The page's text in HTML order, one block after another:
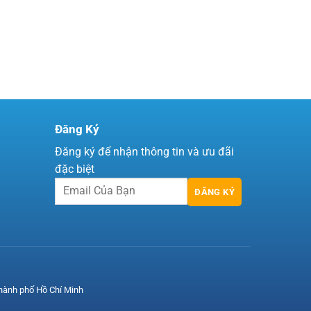
Đăng Ký
Đăng ký để nhận thông tin và ưu đãi
đặc biệt
ĐĂNG KÝ
phố Hồ Chí Minh